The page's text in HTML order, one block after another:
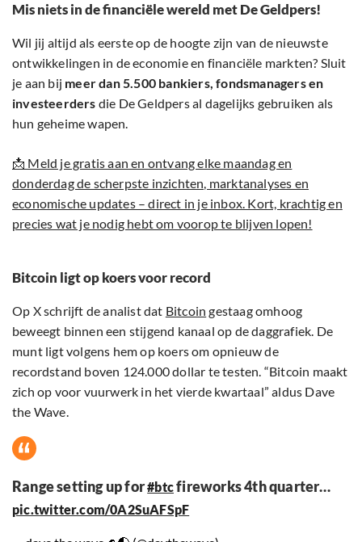
Mis niets in de financiële wereld met De Geldpers!
Wil jij altijd als eerste op de hoogte zijn van de nieuwste
ontwikkelingen in de economie en financiële markten? Sluit
je aan bij meer dan 5.500 bankiers, fondsmanagers en
investeerders die De Geldpers al dagelijks gebruiken als
hun geheime wapen.
📩 Meld je gratis aan en ontvang elke maandag en
donderdag de scherpste inzichten, marktanalyses en
economische updates – direct in je inbox. Kort, krachtig en
precies wat je nodig hebt om voorop te blijven lopen!
Bitcoin ligt op koers voor record
Op X schrijft de analist dat Bitcoin gestaag omhoog
beweegt binnen een stijgend kanaal op de daggrafiek. De
munt ligt volgens hem op koers om opnieuw de
recordstand boven 124.000 dollar te testen. “Bitcoin maakt
zich op voor vuurwerk in het vierde kwartaal” aldus Dave
the Wave.
Range setting up for#btcfireworks 4th quarter…
pic.twitter.com/0A2SuAFSpF